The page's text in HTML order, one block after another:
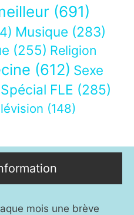
(691)
Musique (283)
(255) Religion
(612) Sexe
Spécial FLE (285)
(148)
mois une brève